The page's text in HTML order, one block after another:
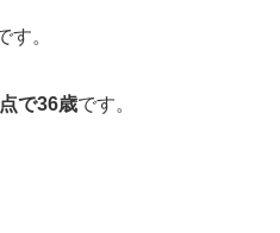
す。
で36歳です。